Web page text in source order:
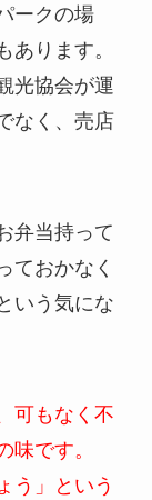
ークの場
あります。
光協会が運
なく、売店
弁当持って
ておかなく
いう気にな
可もなく不
味です。
う」という